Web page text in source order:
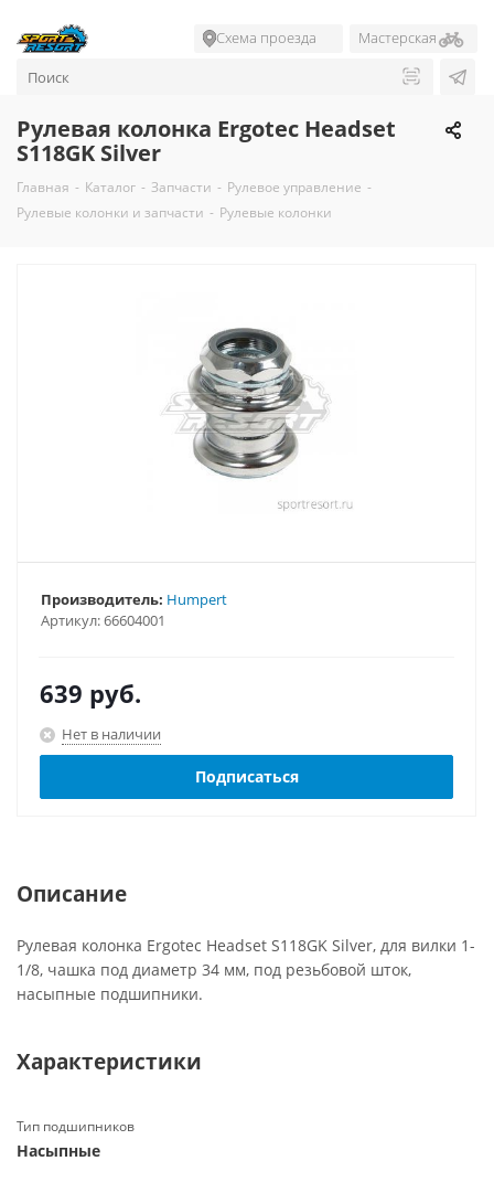
Схема проезда Мастерская
Рулевая колонка Ergotec Headset
S118GK Silver
Главная - Каталог - Запчасти - Рулевое управление -
Рулевые колонки и запчасти - Рулевые колонки
Артикул:66604001
Производитель: Humpert
639 руб.
Нет в наличии
Подписаться
Описание
Рулевая колонка Ergotec Headset S118GK Silver, для вилки 1-
1/8, чашка под диаметр 34 мм, под резьбовой шток,
насыпные подшипники.
Характеристики
Тип подшипников
Насыпные